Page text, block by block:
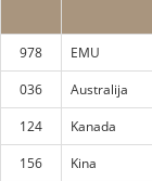
978
EMU
036
Australija
124
Kanada
156
Kina